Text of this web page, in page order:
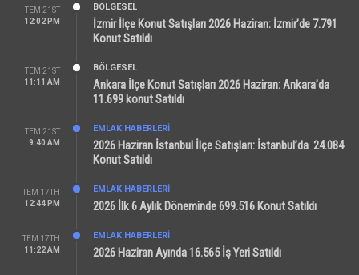
TEM 21ST
12:02 PM
BÖLGESEL
İzmir İlçe Konut Satışları 2026 Haziran: İzmir’de 7.791
Konut Satıldı
TEM 21ST
11:11 AM
BÖLGESEL
Ankara İlçe Konut Satışları 2026 Haziran: Ankara’da
11.699 konut Satıldı
TEM 21ST
9:40 AM
EMLAK HABERLERI
2026 Haziran İstanbul İlçe Satışları: İstanbul’da 24.084
Konut Satıldı
TEM 17TH
12:44 PM
EMLAK HABERLERI
2026 İlk 6 Aylık Döneminde 699.516 Konut Satıldı
TEM 17TH
11:22 AM
EMLAK HABERLERI
2026 Haziran Ayında 16.565 İş Yeri Satıldı